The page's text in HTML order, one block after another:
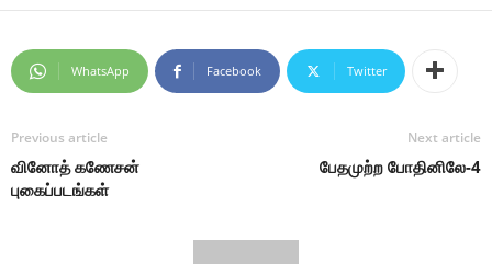
WhatsApp Facebook Twitter
Previous article
வினோத் கணேசன்
புகைப்படங்கள்
Next article
பேதமுற்ற போதினிலே-4